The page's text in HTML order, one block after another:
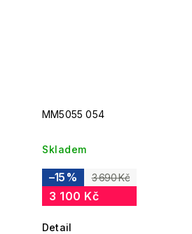
MM5055 054
Skladem
3 690 Kč
–15 %
3 100 Kč
Detail